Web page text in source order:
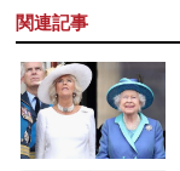
関連記事